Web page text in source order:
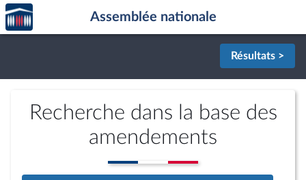
Aller au contenu
Aller en bas de la page
Accèder
à la
page
Assemblée nationale
Résultats >
Recherche dans la base des
amendements